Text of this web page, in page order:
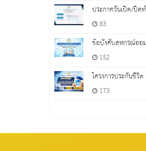
ประกาศวันเปิด/ปิด
83
ข้อบังคับสหกรณ์ออ
152
โครงการประกันชีวิต
173